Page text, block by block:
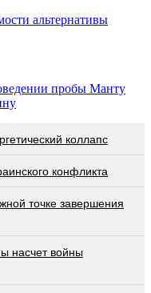
альтернативы
пробы Манту
коллапс
конфликта
точке завершения
насчет войны